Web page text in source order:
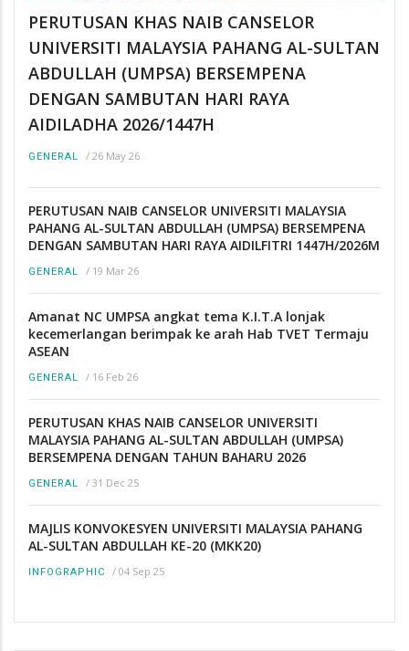
PERUTUSAN KHAS NAIB CANSELOR
UNIVERSITI MALAYSIA PAHANG AL-SULTAN
ABDULLAH (UMPSA) BERSEMPENA
DENGAN SAMBUTAN HARI RAYA
AIDILADHA 2026/1447H
GENERAL / 26 May 26
PERUTUSAN NAIB CANSELOR UNIVERSITI MALAYSIA
PAHANG AL-SULTAN ABDULLAH (UMPSA) BERSEMPENA
DENGAN SAMBUTAN HARI RAYA AIDILFITRI 1447H/2026M
GENERAL / 19 Mar 26
Amanat NC UMPSA angkat tema K.I.T.A lonjak
kecemerlangan berimpak ke arah Hab TVET Termaju
ASEAN
GENERAL / 16 Feb 26
PERUTUSAN KHAS NAIB CANSELOR UNIVERSITI
MALAYSIA PAHANG AL-SULTAN ABDULLAH (UMPSA)
BERSEMPENA DENGAN TAHUN BAHARU 2026
GENERAL / 31 Dec 25
MAJLIS KONVOKESYEN UNIVERSITI MALAYSIA PAHANG
AL-SULTAN ABDULLAH KE-20 (MKK20)
INFOGRAPHIC / 04 Sep 25